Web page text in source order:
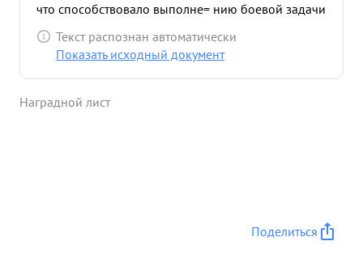
что способствовало выполне= нию боевой задачи
на маршах, в преследовании отступающе
противни= ка. На счету батальона пленных и
января 1945 года на плацдарме реки Висла по
. и овладеть траншеями противника. Благодаря
Текст распознан автоматически
Показать исходный документ
Наградной лист
Поделиться